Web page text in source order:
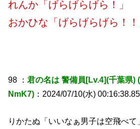
れんか「げらげらげら！」
おかひな「げらげらげら！！
98 ：君の名は 警備員[Lv.4](千葉県)
NmK7) ：2024/07/10(水)
りかたぬ「いいなぁ男子は空飛べて